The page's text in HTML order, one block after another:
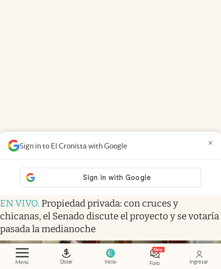
Menú Dolar Inicio Foro Ingresar
Sign in to El Cronista with Google ×
EN VIVO. Propiedad privada: con cruces y
chicanas, el Senado discute el proyecto y se votaría
pasada la medianoche